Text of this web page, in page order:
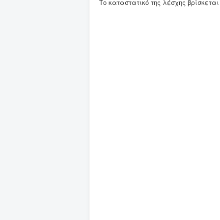
Το καταστατικό της λέσχης βρίσκεται